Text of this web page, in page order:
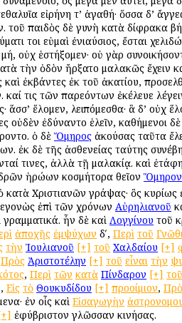
εἰρήνη τ’ ἀγαθή· ὅσσα δ’
τοῦ παιδὸς δὲ γυνὴ κατὰ δίφρακα
τοι εὐμαὶ ἐνιαύσιος, ἔσται
μή, οὐχ ἑστήξομεν· οὐ γὰρ
τὴν ὁδὸν ἤρξατο μαλακῶς ἔχειν
καὶ ἐκβάντες ἐκ τοῦ ἀκατίου,
καί τις τῶν παρεόντων ἐκέλευε
ἅσσ’ ἕλομεν, λειπόμεσθα· ἃ δ’
οὐδὲν ἐδύναντο ἑλεῖν, καθήμενοι
ὁ δὲ Ὅμηρος ἀκούσας ταῦτα
ἐκ δὲ τῆς ἀσθενείας ταύτης
τινες, ἀλλὰ τῇ μαλακίᾳ. καὶ
ἡρώων κοσμήτορα θεῖον Ὅμηρον
κατὰ Χριστιανῶν γράψας· ὃς κυρίως
ἐπὶ τῶν χρόνων Αὐρηλιανοῦ
γραμματικά. ἦν δὲ καὶ Λογγίνου τοῦ
ἀποχῆς ἐμψύχων δʹ, Περὶ τοῦ Γνῶθι
τὴν Ἰουλιανοῦ [+] τοῦ Χαλδαίου [+]
Πρὸς Ἀριστοτέλην [+] τοῦ εἶναι τὴν
, Περὶ τῶν κατὰ Πίνδαρον [+] τοῦ
Εἰς τὸ Θουκυδίδου [+] προοίμιον,
ἐν οἷς καὶ Εἰσαγωγὴν
ἐφύβριστον γλῶσσαν κινήσας.